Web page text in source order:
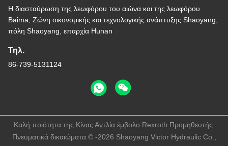
Η διασταύρωση της λεωφόρου του αιώνα και της λεωφόρου
Baima, Ζώνη οικονομικής και τεχνολογικής ανάπτυξης Shaoyang,
πόλη Shaoyang, επαρχία Hunan
Τηλ.
86-739-5131124
Καλή ποιότητα της Κίνας Αντλία έμβολο Rexroth Προμηθευτής.
Πνευματικά δικαιώματα © -2026 Shaoyang Victor Hydraulic Co.,